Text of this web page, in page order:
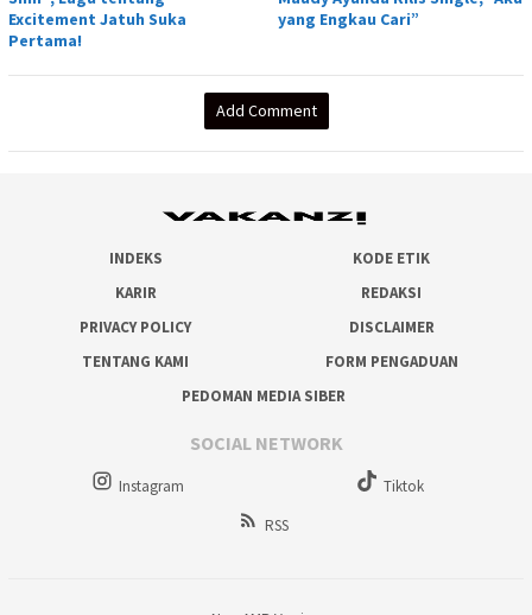
Excitement Jatuh Suka
Pertama!
yang Engkau Cari”
Add Comment
INDEKS
KODE ETIK
KARIR
REDAKSI
PRIVACY POLICY
DISCLAIMER
TENTANG KAMI
FORM PENGADUAN
PEDOMAN MEDIA SIBER
SOCIAL NETWORK
Instagram
Tiktok
RSS